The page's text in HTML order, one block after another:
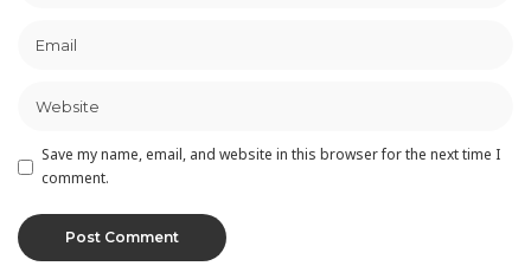
Save my name, email, and website in this browser for the next time I
comment.